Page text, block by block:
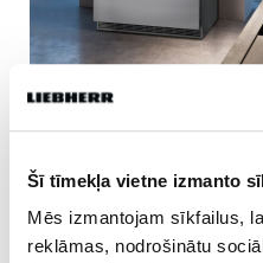
Šī tīmekļa vietne izmanto
Mēs izmantojam sīkfailus,
reklāmas, nodrošinātu